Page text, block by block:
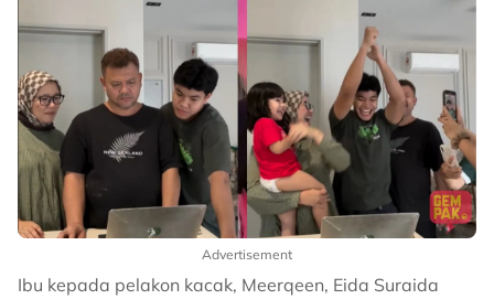
Advertisement
Ibu kepada pelakon kacak, Meerqeen, Eida Suraida